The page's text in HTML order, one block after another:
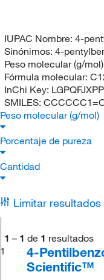
IUPAC Nombre: 4-
Sinónimos: 4-
Peso molecular (g/
Fórmula molecular:
InChi Key:
SMILES:
Peso molecular (g/mol)
Porcentaje de pureza
Cantidad
Limitar resultados
1 – 1 de 1 resultados
1
4-
Scientific™